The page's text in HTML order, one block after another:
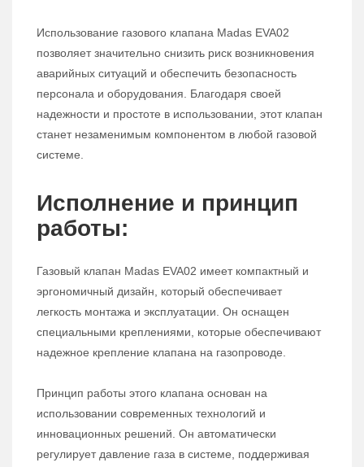
Использование газового клапана Madas EVA02
позволяет значительно снизить риск возникновения
аварийных ситуаций и обеспечить безопасность
персонала и оборудования. Благодаря своей
надежности и простоте в использовании, этот клапан
станет незаменимым компонентом в любой газовой
системе.
Исполнение и принцип
работы:
Газовый клапан Madas EVA02 имеет компактный и
эргономичный дизайн, который обеспечивает
легкость монтажа и эксплуатации. Он оснащен
специальными креплениями, которые обеспечивают
надежное крепление клапана на газопроводе.
Принцип работы этого клапана основан на
использовании современных технологий и
инновационных решений. Он автоматически
регулирует давление газа в системе, поддерживая